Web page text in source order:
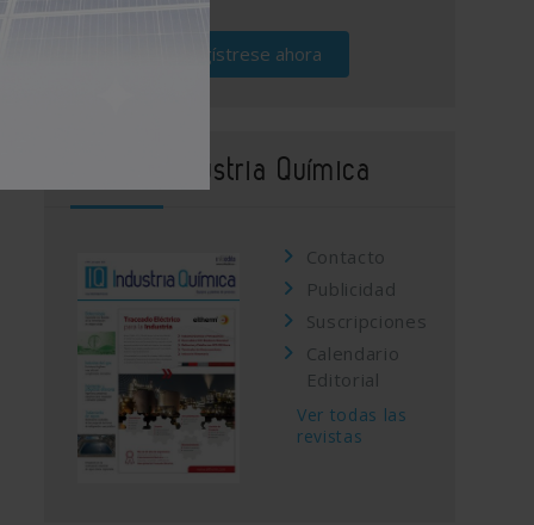
Regístrese ahora
Revista Industria Química
Contacto
Publicidad
Suscripciones
Calendario
Editorial
Ver todas las
revistas